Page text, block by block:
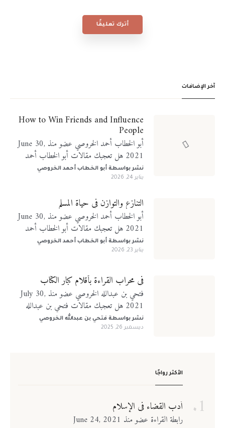
أترك تعليقًا
آخر الإضافات
How to Win Friends and Influence
People
أبو الخطاب أحمد الخروصي عضو منذ June 30,
2021 هل تعجبك مقالات أبو الخطاب أحمد
الخروصي؟ تابعني على منصات التواصل الإجتماعي
نشر بواسطةأبو الخطاب أحمد الخروصي
يناير 24, 2026
التنازع والتوازن في حياة المسلم
أبو الخطاب أحمد الخروصي عضو منذ June 30,
2021 هل تعجبك مقالات أبو الخطاب أحمد
الخروصي؟ تابعني على منصات التواصل الإجتماعي
نشر بواسطةأبو الخطاب أحمد الخروصي
يناير 23, 2026
في محراب القراءة بأقلام كبار الكتّاب
فتحي بن عبدالله الخروصي عضو منذ July 30,
2021 هل تعجبك مقالات فتحي بن عبدالله
الخروصي؟ تابعني على منصات التواصل الإجتماعي
نشر بواسطةفتحي بن عبدالله الخروصي
ديسمبر 26, 2025
الأكثر رواجًا
أدب القضاء في الإسلام
رابطة القراءة عضو منذ June 24, 2021